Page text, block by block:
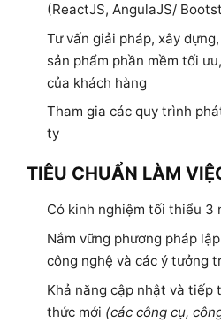
(ReactJS, AngulaJS/
Tư vấn giải pháp, xây
sản phẩm phần mềm tối
của khách hàng
Tham gia các quy trình
ty
TIÊU CHUẨN LÀM
Có kinh nghiệm tối thiểu
Nắm vững phương pháp
công nghệ và các ý tưởng
Khả năng cập nhật và tiếp
thức mới (các công cụ,